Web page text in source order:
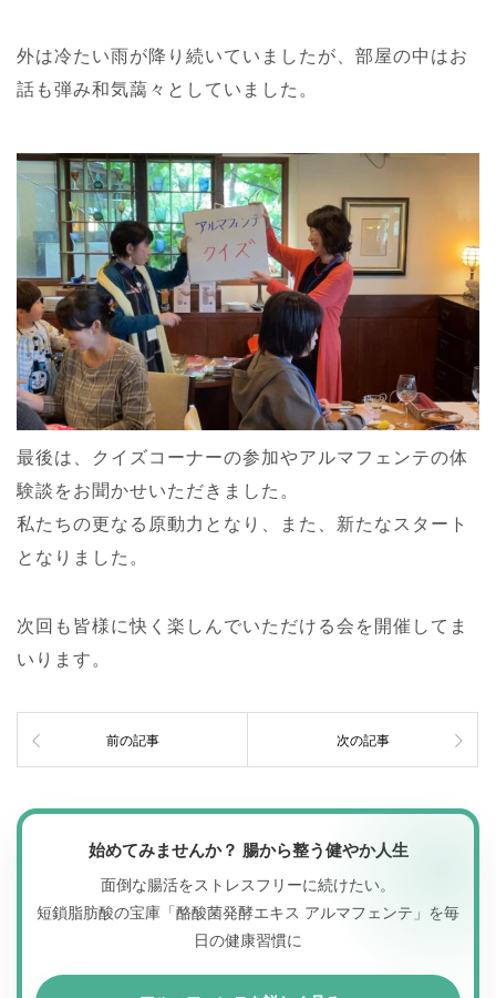
外は冷たい雨が降り続いていましたが、部屋の中はお
話も弾み和気藹々としていました。
最後は、クイズコーナーの参加やアルマフェンテの体
験談をお聞かせいただきました。
私たちの更なる原動力となり、また、新たなスタート
となりました。
次回も皆様に快く楽しんでいただける会を開催してま
いります。
前の記事 次の記事
始めてみませんか？ 腸から整う健やか人生
面倒な腸活をストレスフリーに続けたい。
短鎖脂肪酸の宝庫「酪酸菌発酵エキス アルマフェンテ」を毎
日の健康習慣に